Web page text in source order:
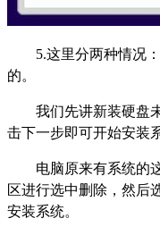
5.这里分两种情况
的。
我们先讲新装硬盘
击下一步即可开始安装
电脑原来有系统的
区进行选中删除，然后
安装系统。